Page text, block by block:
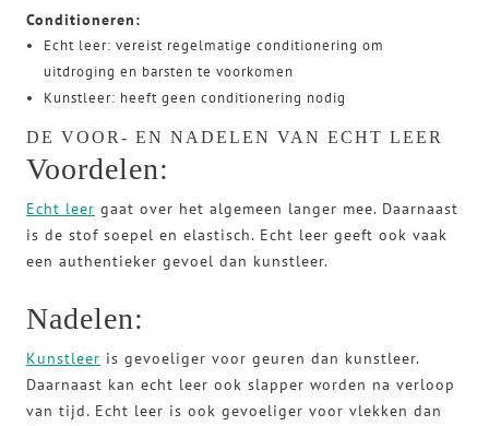
Conditioneren:
Echt leer: vereist regelmatige conditionering om
uitdroging en barsten te voorkomen
Kunstleer: heeft geen conditionering nodig
DE VOOR- EN NADELEN VAN ECHT LEER
Voordelen:
Echt leer gaat over het algemeen langer mee. Daarnaast
is de stof soepel en elastisch. Echt leer geeft ook vaak
een authentieker gevoel dan kunstleer.
Nadelen:
Kunstleer is gevoeliger voor geuren dan kunstleer.
Daarnaast kan echt leer ook slapper worden na verloop
van tijd. Echt leer is ook gevoeliger voor vlekken dan